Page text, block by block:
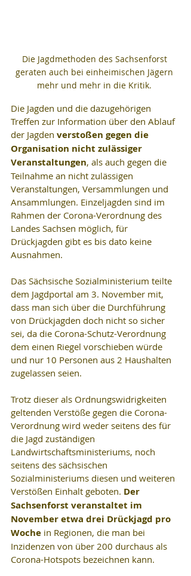
Die Jagdmethoden des Sachsenforst
geraten auch bei einheimischen Jägern
mehr und mehr in die Kritik.
Die Jagden und die dazugehörigen
Treffen zur Information über den Ablauf
der Jagden verstoßen gegen die
Organisation nicht zulässiger
Veranstaltungen, als auch gegen die
Teilnahme an nicht zulässigen
Veranstaltungen, Versammlungen und
Ansammlungen. Einzeljagden sind im
Rahmen der Corona-Verordnung des
Landes Sachsen möglich, für
Drückjagden gibt es bis dato keine
Ausnahmen.
Das Sächsische Sozialministerium teilte
dem Jagdportal am 3. November mit,
dass man sich über die Durchführung
von Drückjagden doch nicht so sicher
sei, da die Corona-Schutz-Verordnung
dem einen Riegel vorschieben würde
und nur 10 Personen aus 2 Haushalten
zugelassen seien.
Trotz dieser als Ordnungswidrigkeiten
geltenden Verstöße gegen die Corona-
Verordnung wird weder seitens des für
die Jagd zuständigen
Landwirtschaftsministeriums, noch
seitens des sächsischen
Sozialministeriums diesen und weiteren
Verstößen Einhalt geboten. Der
Sachsenforst veranstaltet im
November etwa drei Drückjagd pro
Woche in Regionen, die man bei
Inzidenzen von über 200 durchaus als
Corona-Hotspots bezeichnen kann.